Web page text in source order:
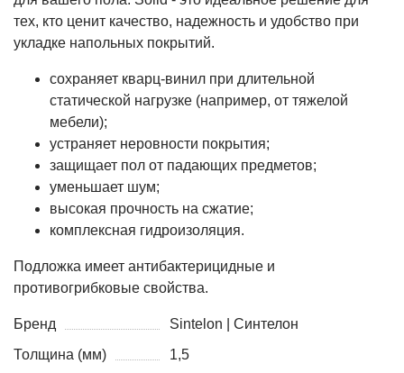
тех, кто ценит качество, надежность и удобство при
укладке напольных покрытий.
сохраняет кварц-винил при длительной
статической нагрузке (например, от тяжелой
мебели);
устраняет неровности покрытия;
защищает пол от падающих предметов;
уменьшает шум;
высокая прочность на сжатие;
комплексная гидроизоляция.
Подложка имеет антибактерицидные и
противогрибковые свойства.
Бренд
Sintelon | Синтелон
Толщина (мм)
1,5